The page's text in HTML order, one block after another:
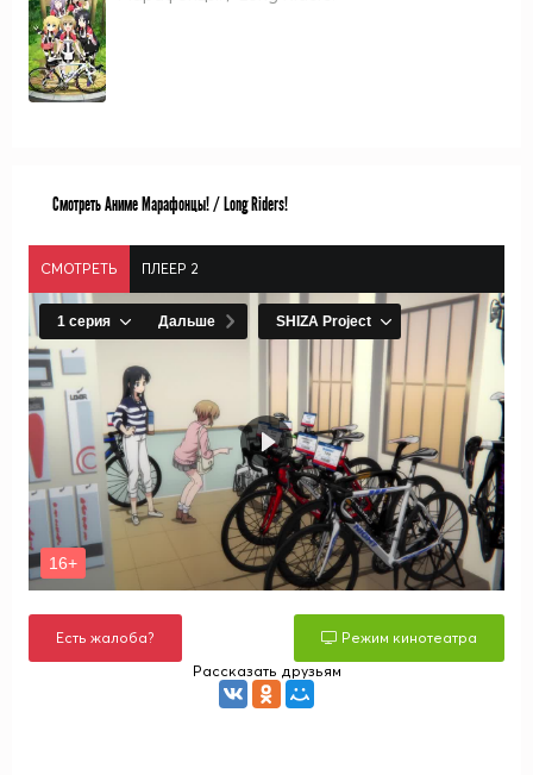
Смотреть Аниме Марафонцы! / Long Riders!
СМОТРЕТЬ ПЛЕЕР 2
Есть жалоба?
Режим кинотеатра
Рассказать друзьям